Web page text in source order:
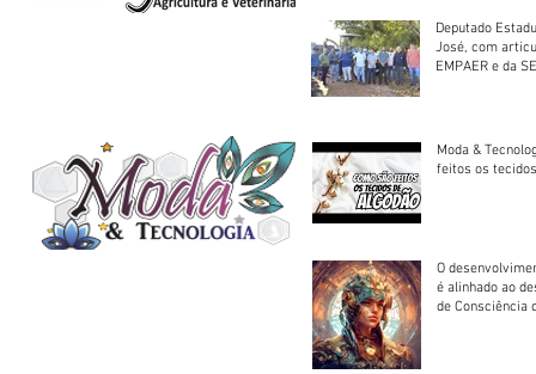
Deputado
José, com
EMPAER e da
Moda &
feitos os
O
é alinhado ao
de Consciência